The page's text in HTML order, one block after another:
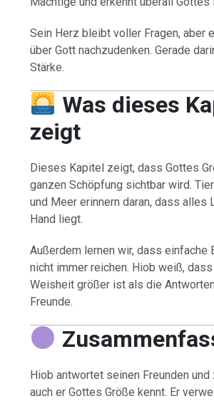
Sein Herz bleibt voller Fragen, aber
über Gott nachzudenken. Gerade
Stärke.
Was dieses
zeigt
Dieses Kapitel zeigt, dass Gottes
ganzen Schöpfung sichtbar wird.
und Meer erinnern daran, dass alles
Hand liegt.
Außerdem lernen wir, dass einfache
nicht immer reichen. Hiob weiß,
Weisheit größer ist als die
Freunde.
Hiob antwortet seinen Freunden
auch er Gottes Größe kennt. Er